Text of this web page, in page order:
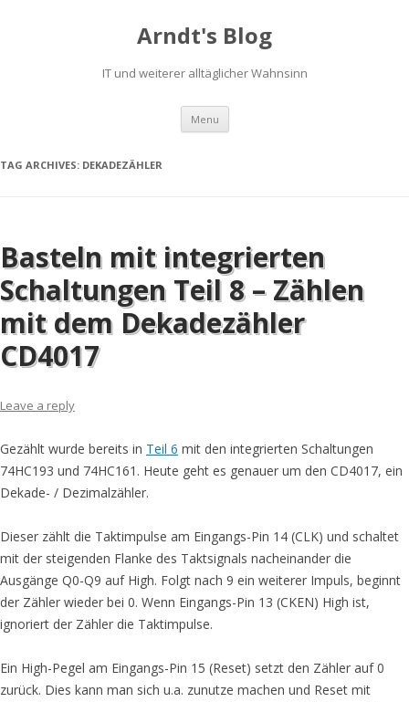
Arndt's Blog
IT und weiterer alltäglicher Wahnsinn
Menu Skip to content
TAG ARCHIVES: DEKADEZÄHLER
Basteln mit integrierten
Schaltungen Teil 8 – Zählen
mit dem Dekadezähler
CD4017
Leave a reply
Gezählt wurde bereits in Teil 6 mit den integrierten Schaltungen
74HC193 und 74HC161. Heute geht es genauer um den CD4017, ein
Dekade- / Dezimalzähler.
Dieser zählt die Taktimpulse am Eingangs-Pin 14 (CLK) und schaltet
mit der steigenden Flanke des Taktsignals nacheinander die
Ausgänge Q0-Q9 auf High. Folgt nach 9 ein weiterer Impuls, beginnt
der Zähler wieder bei 0. Wenn Eingangs-Pin 13 (CKEN) High ist,
ignoriert der Zähler die Taktimpulse.
Ein High-Pegel am Eingangs-Pin 15 (Reset) setzt den Zähler auf 0
zurück. Dies kann man sich u.a. zunutze machen und Reset mit